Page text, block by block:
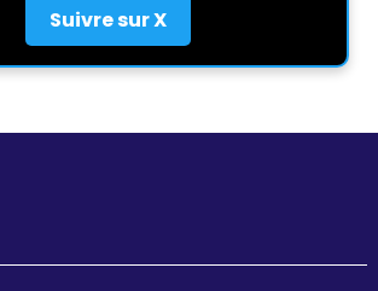
Suivre sur X